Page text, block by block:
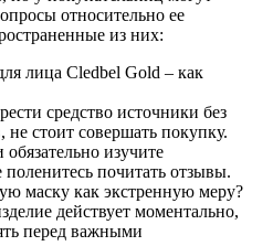
относительно ее
из них:
лица Cledbel Gold – как
средство источники без
не стоит совершать покупку.
изучите
почитать отзывы.
маску как экстренную меру?
действует моментально,
перед важными